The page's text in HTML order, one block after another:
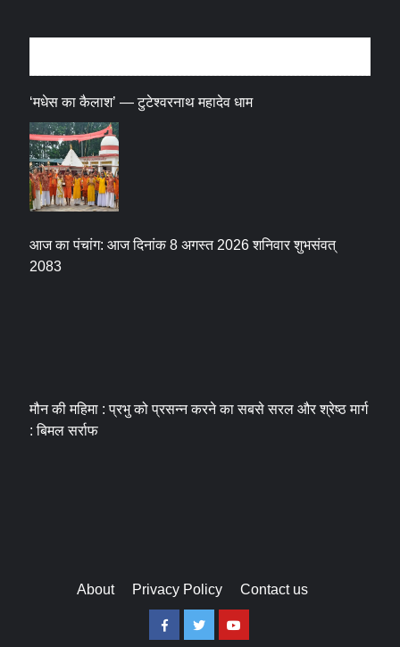
‘मधेस का कैलाश’ — टुटेश्वरनाथ महादेव धाम
आज का पंचांग: आज दिनांक 8 अगस्त 2026 शनिवार शुभसंवत्
2083
मौन की महिमा : प्रभु को प्रसन्न करने का सबसे सरल और श्रेष्ठ मार्ग
: बिमल सर्राफ
About Privacy Policy Contact us
FacebookTwitterYoutube